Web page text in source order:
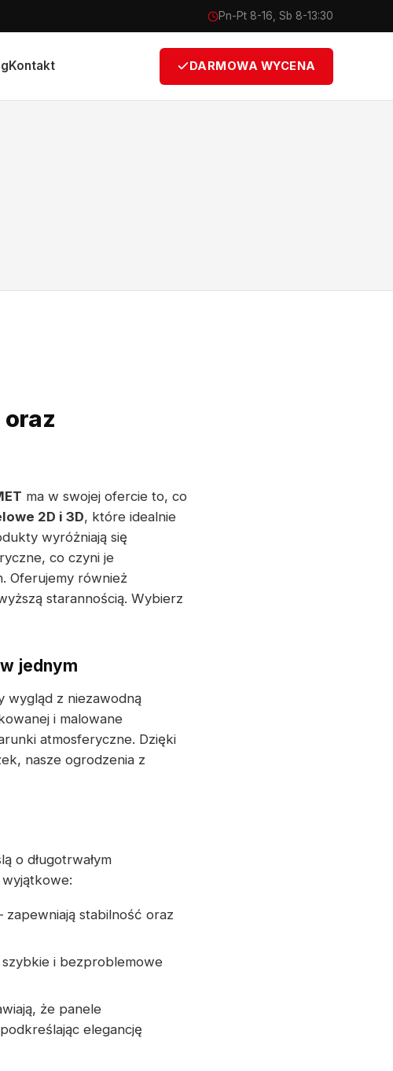
Pn-Pt 8-16, Sb 8-13:30
Kontakt DARMOWA WYCENA
oraz
ma w swojej ofercie to, co
2D i 3D, które idealnie
wyróżniają się
co czyni je
Oferujemy również
starannością. Wybierz
jednym
wygląd z niezawodną
i malowane
atmosferyczne. Dzięki
nasze ogrodzenia z
o długotrwałym
stabilność oraz
szybkie i bezproblemowe
że panele
elegancję